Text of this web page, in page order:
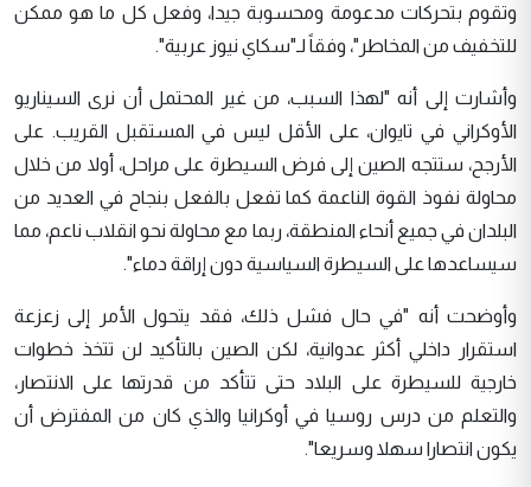
وتقوم بتحركات مدعومة ومحسوبة جيدا، وفعل كل ما هو ممكن
للتخفيف من المخاطر"، وفقاً لـ"سكاي نيوز عربية".
وأشارت إلى أنه "لهذا السبب، من غير المحتمل أن نرى السيناريو
الأوكراني في تايوان، على الأقل ليس في المستقبل القريب. على
الأرجح، ستتجه الصين إلى فرض السيطرة على مراحل، أولا من خلال
محاولة نفوذ القوة الناعمة كما تفعل بالفعل بنجاح في العديد من
البلدان في جميع أنحاء المنطقة، ربما مع محاولة نحو انقلاب ناعم، مما
سيساعدها على السيطرة السياسية دون إراقة دماء".
وأوضحت أنه "في حال فشل ذلك، فقد يتحول الأمر إلى زعزعة
استقرار داخلي أكثر عدوانية، لكن الصين بالتأكيد لن تتخذ خطوات
خارجية للسيطرة على البلاد حتى تتأكد من قدرتها على الانتصار،
والتعلم من درس روسيا في أوكرانيا والذي كان من المفترض أن
يكون انتصارا سهلا وسريعا".